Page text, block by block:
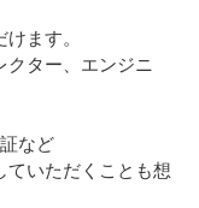
ます。
クター、エンジニ
など
ていただくことも想